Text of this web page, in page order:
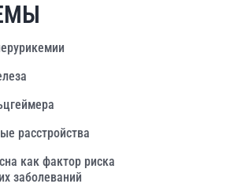
расстройства
как фактор риска
заболеваний